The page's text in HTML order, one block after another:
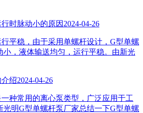
时脉动小的原因 2024-04-26
平稳，由于采用单螺杆设计，G型单螺
小，液体输送均匀，运行平稳。由新光
绍2024-04-26
种常用的离心泵类型，广泛应用于工
光明G型单螺杆泵厂家总结一下G型单螺